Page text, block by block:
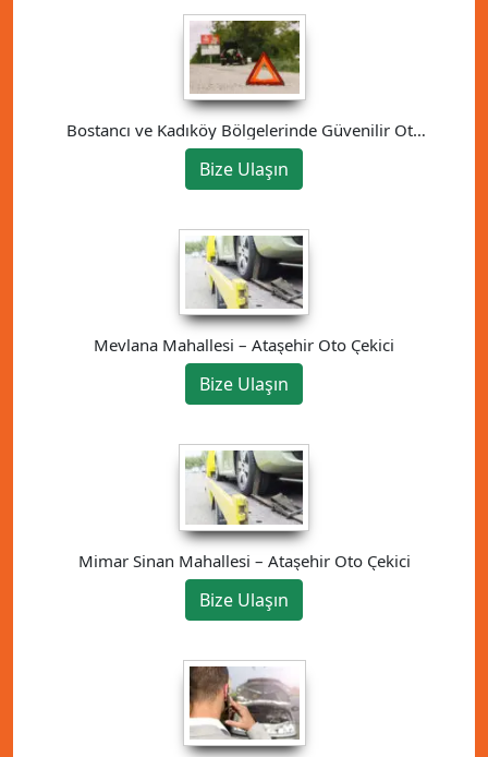
Bostancı ve Kadıköy Bölgelerinde Güvenilir Oto
Kurtarma Hizmeti
Bize Ulaşın
Mevlana Mahallesi – Ataşehir Oto Çekici
Bize Ulaşın
Mimar Sinan Mahallesi – Ataşehir Oto Çekici
Bize Ulaşın